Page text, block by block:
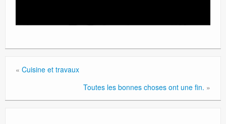
« Cuisine et travaux
Toutes les bonnes choses ont une fin. »